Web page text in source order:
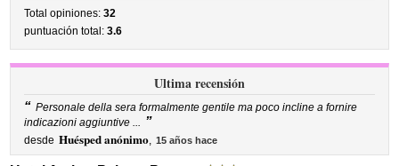
Total opiniones:32
puntuación total:3.6
Ultima recensión
“ Personale della sera formalmente gentile ma poco incline a fornire
indicazioni aggiuntive ... ”
desde Huésped anónimo, 15 años hace